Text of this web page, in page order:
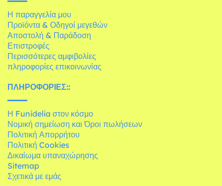
Η παραγγελία μου
Προϊόντα & Οδηγοί μεγεθών
Αποστολή & Παράδοση
Επιστροφές
Περισσότερες αμφιβολίες
πληροφορίες επικοινωνίας
ΠΛΗΡΟΦΟΡΊΕΣ::
Η Funidelia στον κόσμο
Νομική σημείωση και Όροι πωλήσεων
Πολιτική Απορρήτου
Πολιτική Cookies
Δικαίωμα υπαναχώρησης
Sitemap
Σχετικά με εμάς